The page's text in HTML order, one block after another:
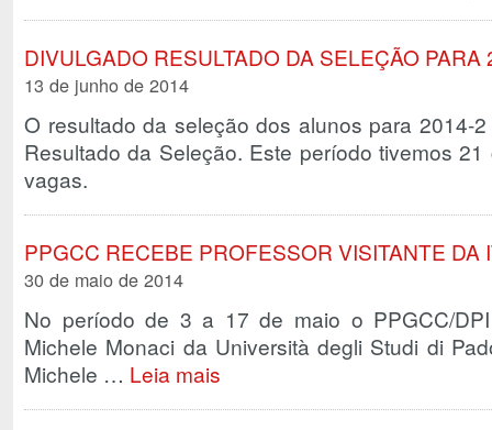
DIVULGADO RESULTADO DA SELEÇÃO PARA
13 de junho de 2014
O resultado da seleção dos alunos para 2014-
Resultado da Seleção. Este período tivemos
vagas.
PPGCC RECEBE PROFESSOR VISITANTE DA
30 de maio de 2014
No período de 3 a 17 de maio o PPGCC/
Michele Monaci da Università degli Studi di
Michele … Leia mais